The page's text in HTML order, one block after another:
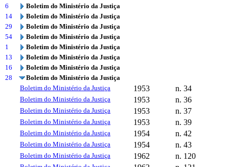
6
Boletim do Ministério da Justiça
14
Boletim do Ministério da Justiça
29
Boletim do Ministério da Justiça
54
Boletim do Ministério da Justiça
1
Boletim do Ministério da Justiça
13
Boletim do Ministério da Justiça
16
Boletim do Ministério da Justiça
28
Boletim do Ministério da Justiça
Boletim do Ministério da Justiça
1953 n. 34
Boletim do Ministério da Justiça 1953 n. 36
Boletim do Ministério da Justiça 1953 n. 37
Boletim do Ministério da Justiça 1953 n. 39
Boletim do Ministério da Justiça 1954 n. 42
Boletim do Ministério da Justiça 1954 n. 43
Boletim do Ministério da Justiça 1962 n. 120